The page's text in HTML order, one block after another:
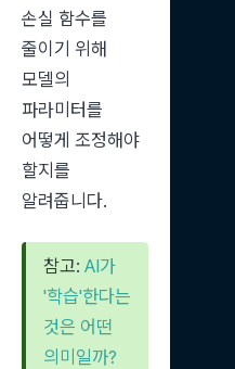
손실 함수를
줄이기 위해
모델의
파라미터를
어떻게 조정해야
할지를
알려줍니다.
참고: AI가
'학습'한다는
것은 어떤
의미일까?